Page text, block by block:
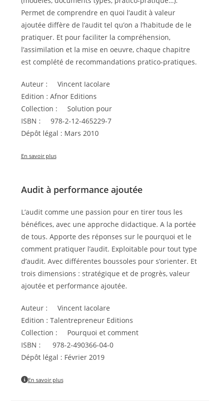
Permet de comprendre en quoi l’audit à valeur
ajoutée diffère de l’audit tel qu’on a l’habitude de le
pratiquer. Et pour faciliter la compréhension,
l’assimilation et la mise en oeuvre, chaque chapitre
est complété de recommandations pratico-pratiques.
Auteur : Vincent Iacolare
Edition : Afnor Editions
Collection : Solution pour
ISBN : 978-2-12-465229-7
Dépôt légal : Mars 2010
En savoir plus
Audit à performance ajoutée
L’audit comme une passion pour en tirer tous les
bénéfices, avec une approche didactique. A la portée
de tous. Apporte des réponses sur le pourquoi et le
comment pratiquer l’audit. Exploitable pour tout type
d’audit. Avec différentes boussoles pour s’orienter. Et
trois dimensions : stratégique et de progrès, valeur
ajoutée et performance ajoutée.
Auteur : Vincent Iacolare
Edition : Talentrepreneur Editions
Collection : Pourquoi et comment
ISBN : 978-2-490366-04-0
Dépôt légal : Février 2019
En savoir plus